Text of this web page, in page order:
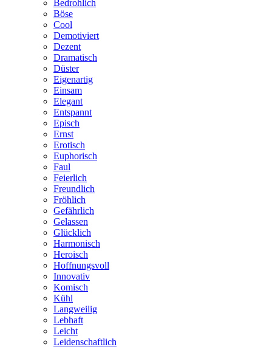
Bedrohlich
Böse
Cool
Demotiviert
Dezent
Dramatisch
Düster
Eigenartig
Einsam
Elegant
Entspannt
Episch
Ernst
Erotisch
Euphorisch
Faul
Feierlich
Freundlich
Fröhlich
Gefährlich
Gelassen
Glücklich
Harmonisch
Heroisch
Hoffnungsvoll
Innovativ
Komisch
Kühl
Langweilig
Lebhaft
Leicht
Leidenschaftlich